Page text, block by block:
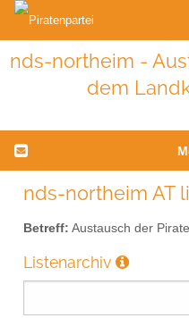
nds-northeim -
dem
nds-northeim AT
Betreff: Austausch der
Listenarchiv